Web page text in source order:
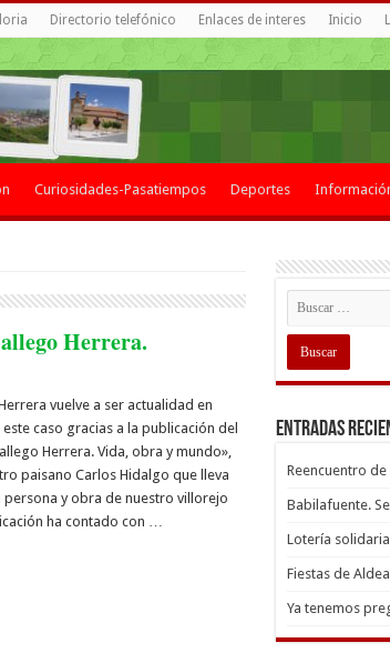
Directorio telefónico Enlaces de interes Inicio
Curiosidades-Pasatiempos Deportes
Herrera.
vuelve a ser actualidad en
caso gracias a la publicación del
Herrera. Vida, obra y mundo»,
paisano Carlos Hidalgo que lleva
persona y obra de nuestro villorejo
ha contado con …
Entradas
Reencuentro
Babilafuente.
Lotería solidaria
Fiestas de
Ya tenemos